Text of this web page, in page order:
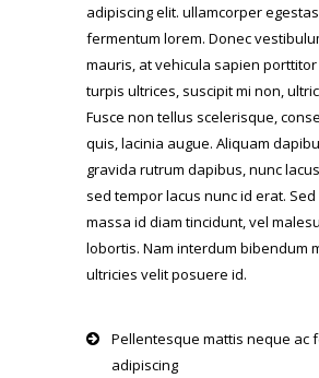
adipiscing elit. ullamcorper
fermentum lorem. Donec
mauris, at vehicula sapien
turpis ultrices, suscipit mi non,
Fusce non tellus scelerisque,
quis, lacinia augue. Aliquam
gravida rutrum dapibus, nunc
sed tempor lacus nunc id erat.
massa id diam tincidunt, vel
lobortis. Nam interdum bibendum
ultricies velit posuere id.
Pellentesque mattis neque ac
adipiscing